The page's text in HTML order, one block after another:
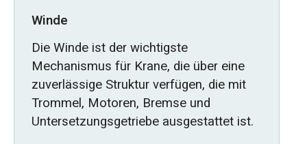
Winde
Die Winde ist der wichtigste
Mechanismus für Krane, die über eine
zuverlässige Struktur verfügen, die mit
Trommel, Motoren, Bremse und
Untersetzungsgetriebe ausgestattet ist.